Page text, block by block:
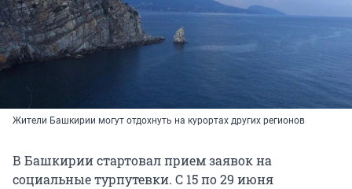
Жители Башкирии могут отдохнуть на курортах других регионов
В Башкирии стартовал прием заявок на
социальные турпутевки. С 15 по 29 июня